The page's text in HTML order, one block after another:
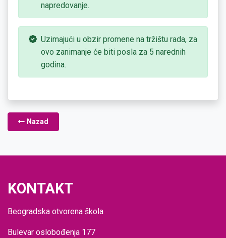
napredovanje.
Uzimajući u obzir promene na tržištu rada, za
ovo zanimanje će biti posla za 5 narednih
godina.
Nazad
KONTAKT
Beogradska otvorena škola
Bulevar oslobođenja 177